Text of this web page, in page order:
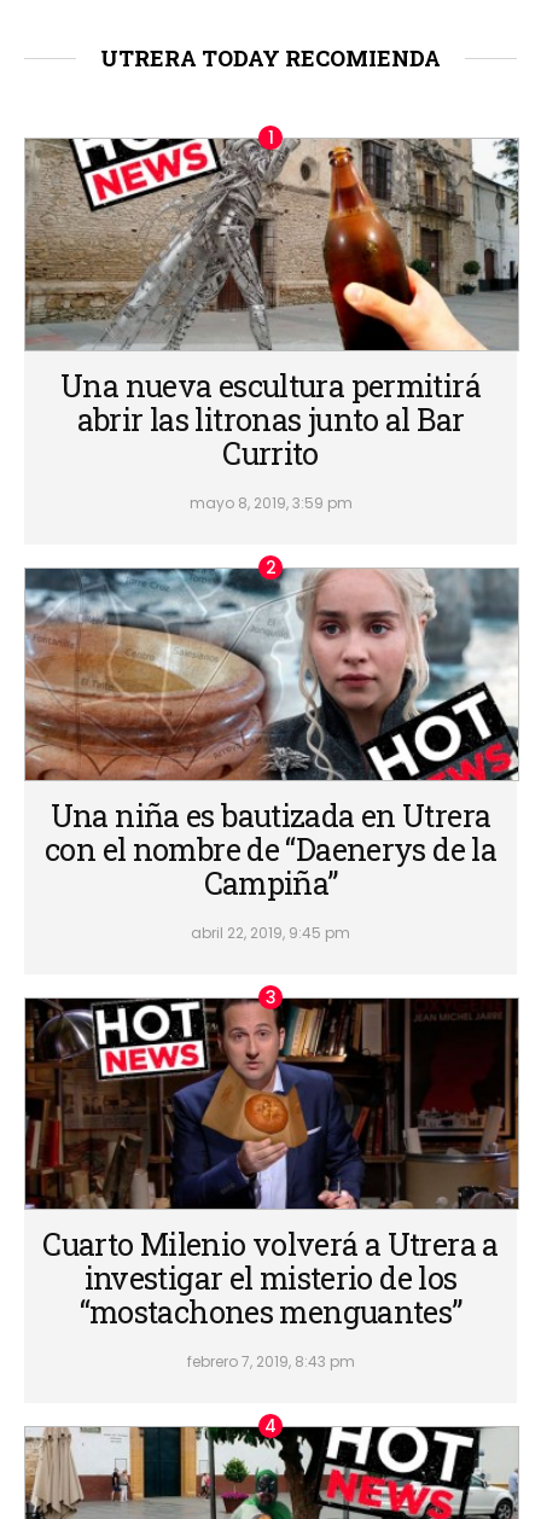
UTRERA TODAY RECOMIENDA
Una nueva escultura permitirá
abrir las litronas junto al Bar
Currito
mayo 8, 2019, 3:59 pm
Una niña es bautizada en Utrera
con el nombre de “Daenerys de la
Campiña”
abril 22, 2019, 9:45 pm
Cuarto Milenio volverá a Utrera a
investigar el misterio de los
“mostachones menguantes”
febrero 7, 2019, 8:43 pm